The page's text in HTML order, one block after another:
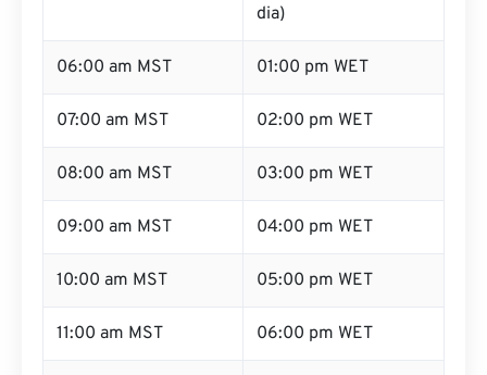
dia)
06:00 am MST 01:00 pm WET
07:00 am MST 02:00 pm WET
08:00 am MST 03:00 pm WET
09:00 am MST 04:00 pm WET
10:00 am MST 05:00 pm WET
11:00 am MST 06:00 pm WET